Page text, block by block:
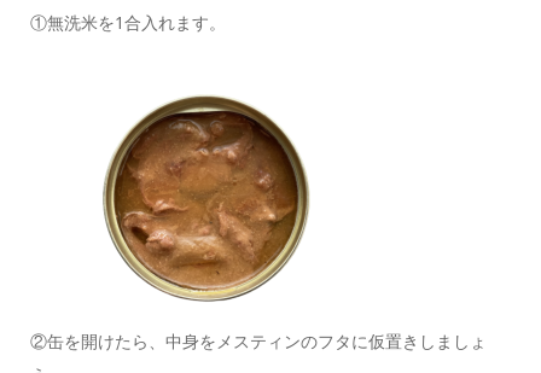
①無洗米を1合入れます。
②缶を開けたら、中身をメスティンのフタに仮置きしましょ